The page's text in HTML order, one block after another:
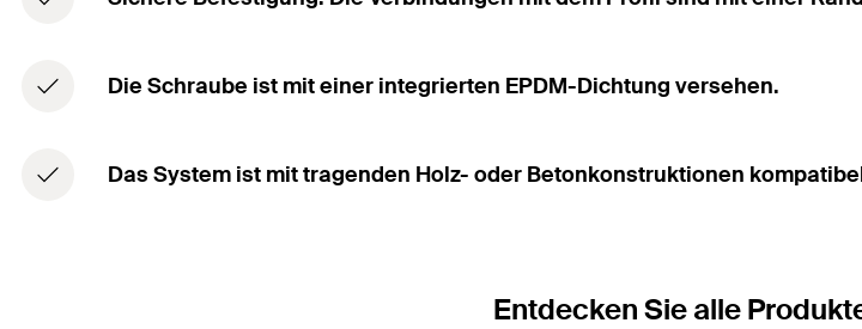
Die Schraube ist mit einer integrierten EPDM-Dichtung versehen.
Das System ist mit tragenden Holz- oder Betonkonstruktionen
Entdecken Sie alle